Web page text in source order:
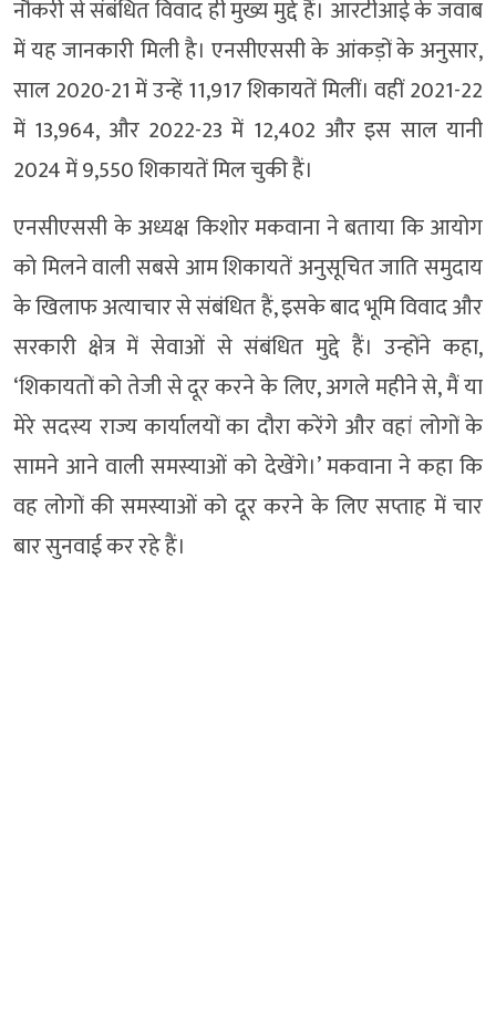
नौकरी से संबंधित विवाद ही मुख्य मुद्दे हैं। आरटीआई के जवाब
में यह जानकारी मिली है। एनसीएससी के आंकड़ों के अनुसार,
साल 2020-21 में उन्हें 11,917 शिकायतें मिलीं। वहीं 2021-22
में 13,964, और 2022-23 में 12,402 और इस साल यानी
2024 में 9,550 शिकायतें मिल चुकी हैं।
एनसीएससी के अध्यक्ष किशोर मकवाना ने बताया कि आयोग
को मिलने वाली सबसे आम शिकायतें अनुसूचित जाति समुदाय
के खिलाफ अत्याचार से संबंधित हैं, इसके बाद भूमि विवाद और
सरकारी क्षेत्र में सेवाओं से संबंधित मुद्दे हैं। उन्होंने कहा,
‘शिकायतों को तेजी से दूर करने के लिए, अगले महीने से, मैं या
मेरे सदस्य राज्य कार्यालयों का दौरा करेंगे और वहां लोगों के
सामने आने वाली समस्याओं को देखेंगे।’ मकवाना ने कहा कि
वह लोगों की समस्याओं को दूर करने के लिए सप्ताह में चार
बार सुनवाई कर रहे हैं।